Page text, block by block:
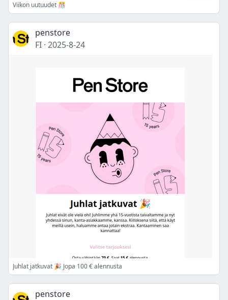
Viikon uutuudet 🎊
penstore
FI · 2025-8-24
Juhlat jatkuvat 🎉 Jopa 100 € alennusta
penstore